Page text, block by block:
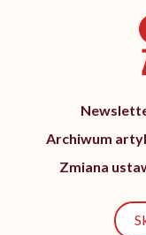
Archiwum
Zmiana